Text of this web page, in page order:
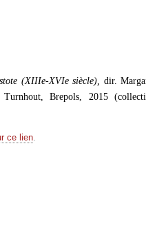
(XIIIe-XVIe siècle), dir.
Turnhout, Brepols, 2015
ce lien.